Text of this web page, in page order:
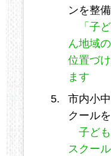
ンを整
「子
ん地域
位置づ
ます
市内小
クール
子ど
スクー